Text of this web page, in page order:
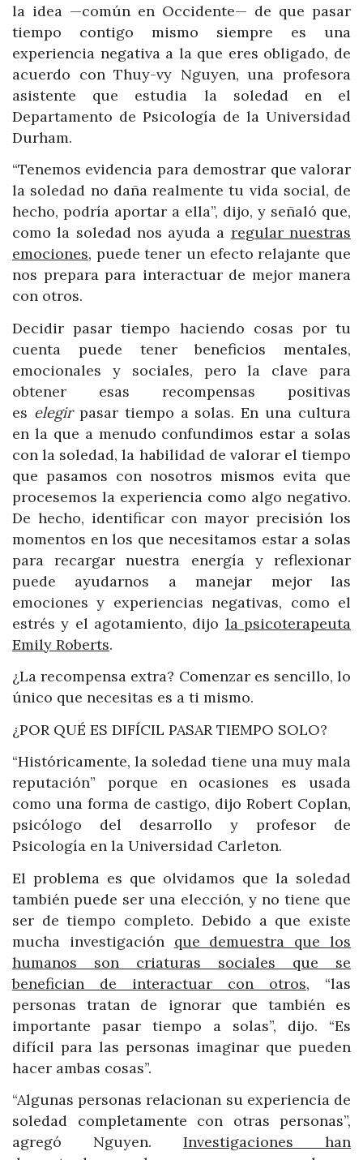
la idea —común en Occidente— de que pasar
tiempo contigo mismo siempre es una
experiencia negativa a la que eres obligado, de
acuerdo con Thuy-vy Nguyen, una profesora
asistente que estudia la soledad en el
Departamento de Psicología de la Universidad
Durham.
“Tenemos evidencia para demostrar que valorar
la soledad no daña realmente tu vida social, de
hecho, podría aportar a ella”, dijo, y señaló que,
como la soledad nos ayuda a regular nuestras
emociones, puede tener un efecto relajante que
nos prepara para interactuar de mejor manera
con otros.
Decidir pasar tiempo haciendo cosas por tu
cuenta puede tener beneficios mentales,
emocionales y sociales, pero la clave para
obtener esas recompensas positivas
es elegirpasar tiempo a solas. En una cultura
en la que a menudo confundimos estar a solas
con la soledad, la habilidad de valorar el tiempo
que pasamos con nosotros mismos evita que
procesemos la experiencia como algo negativo.
De hecho, identificar con mayor precisión los
momentos en los que necesitamos estar a solas
para recargar nuestra energía y reflexionar
puede ayudarnos a manejar mejor las
emociones y experiencias negativas, como el
estrés y el agotamiento, dijo la psicoterapeuta
Emily Roberts.
¿La recompensa extra? Comenzar es sencillo, lo
único que necesitas es a ti mismo.
¿POR QUÉ ES DIFÍCIL PASAR TIEMPO SOLO?
“Históricamente, la soledad tiene una muy mala
reputación” porque en ocasiones es usada
como una forma de castigo, dijo Robert Coplan,
psicólogo del desarrollo y profesor de
Psicología en la Universidad Carleton.
El problema es que olvidamos que la soledad
también puede ser una elección, y no tiene que
ser de tiempo completo. Debido a que existe
mucha investigación que demuestra que los
humanos son criaturas sociales que se
benefician de interactuar con otros, “las
personas tratan de ignorar que también es
importante pasar tiempo a solas”, dijo. “Es
difícil para las personas imaginar que pueden
hacer ambas cosas”.
“Algunas personas relacionan su experiencia de
soledad completamente con otras personas”,
agregó Nguyen. Investigaciones han